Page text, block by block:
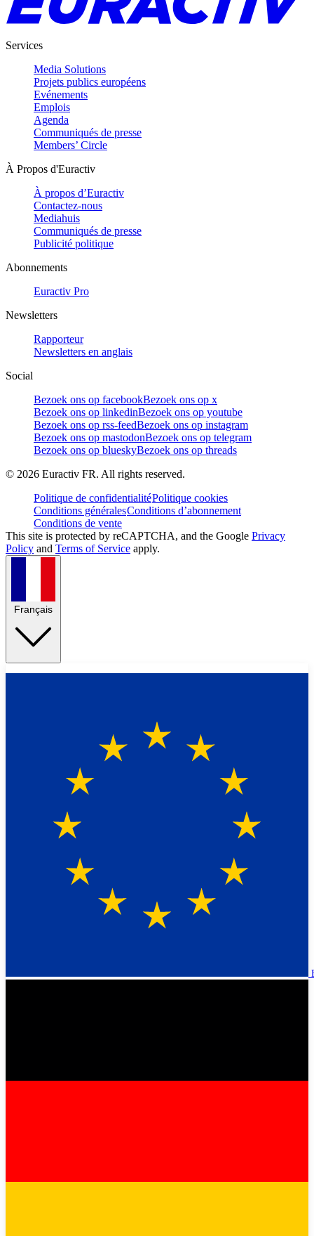
Services
Media Solutions
Projets publics européens
Evénements
Emplois
Agenda
Communiqués de presse
Members’ Circle
À Propos d'Euractiv
À propos d’Euractiv
Contactez-nous
Mediahuis
Communiqués de presse
Publicité politique
Abonnements
Euractiv Pro
Newsletters
Rapporteur
Newsletters en anglais
Social
Bezoek ons op facebookBezoek ons op x
Bezoek ons op linkedinBezoek ons op youtube
Bezoek ons op rss-feedBezoek ons op instagram
Bezoek ons op mastodonBezoek ons op telegram
Bezoek ons op blueskyBezoek ons op threads
© 2026 Euractiv FR. All rights reserved.
Politique de confidentialitéPolitique cookies
Conditions généralesConditions d’abonnement
Conditions de vente
This site is protected by reCAPTCHA, and the Google Privacy
Policy and Terms of Service apply.
Français